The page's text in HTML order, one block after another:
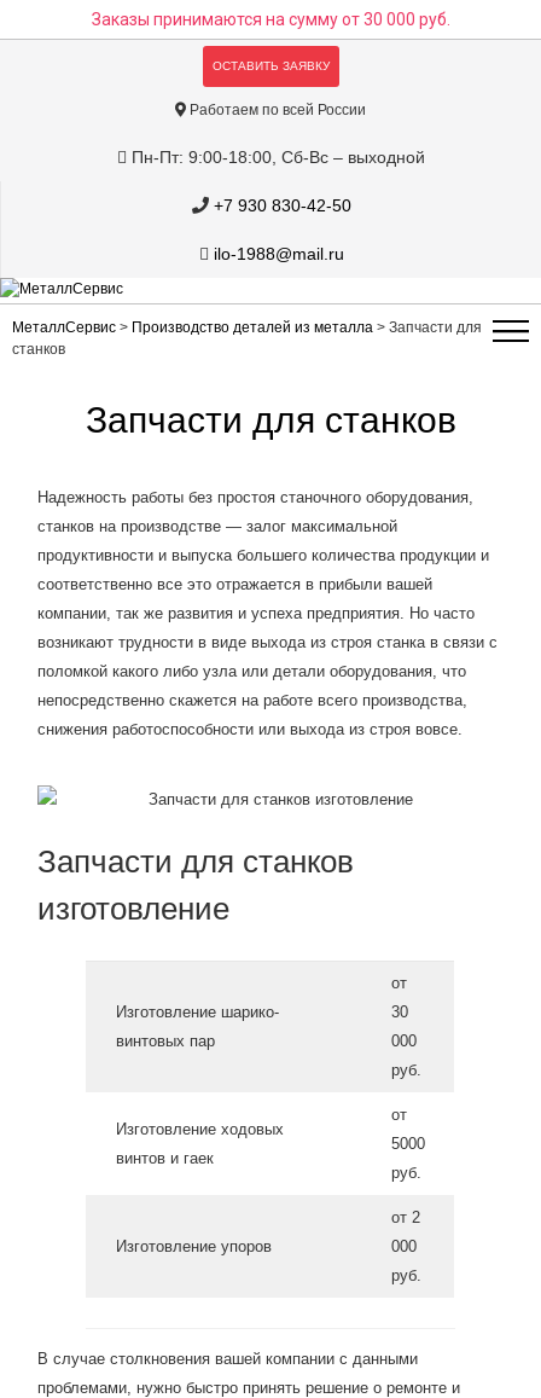
Заказы принимаются на суммуот 30 000 руб.
ОСТАВИТЬ ЗАЯВКУ
Работаем по всей России
Пн-Пт: 9:00-18:00, Сб-Вс – выходной
+7 930 830-42-50
ilo-1988@mail.ru
МеталлСервис > Производство деталей из металла > Запчасти для
станков
Запчасти для станков
Надежность работы без простоя станочного оборудования,
станков на производстве — залог максимальной
продуктивности и выпуска большего количества продукции и
соответственно все это отражается в прибыли вашей
компании, так же развития и успеха предприятия. Но часто
возникают трудности в виде выхода из строя станка в связи с
поломкой какого либо узла или детали оборудования, что
непосредственно скажется на работе всего производства,
снижения работоспособности или выхода из строя вовсе.
Запчасти для станков
изготовление
Изготовление шарико-
винтовых пар
от
30
000
руб.
Изготовление ходовых
винтов и гаек
от
5000
руб.
Изготовление упоров
от 2
000
руб.
В случае столкновения вашей компании с данными
проблемами, нужно быстро принять решение о ремонте и